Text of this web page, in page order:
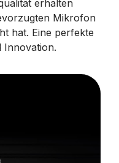
erhalten
Mikrofon
hat. Eine perfekte
Innovation.